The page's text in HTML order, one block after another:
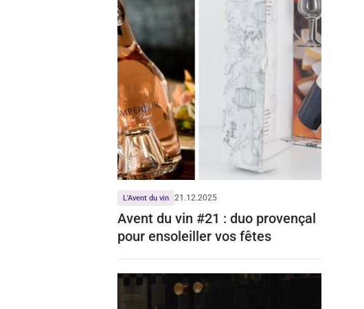
L'Avent du vin 21.12.2025
Avent du vin #21 : duo provençal
pour ensoleiller vos fêtes